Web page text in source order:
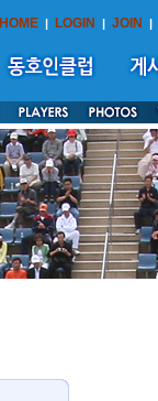
HOME | LOGIN | JOIN |